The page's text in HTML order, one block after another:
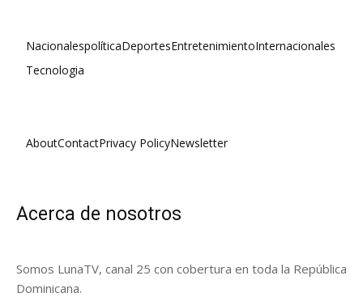
NacionalespolíticaDeportesEntretenimientoInternacionales
Tecnologia
AboutContactPrivacy PolicyNewsletter
Acerca de nosotros
Somos LunaTV, canal 25 con cobertura en toda la República
Dominicana.